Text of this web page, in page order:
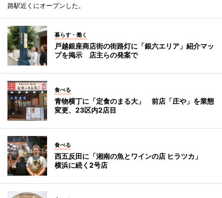
路駅近くにオープンした。
暮らす・働く
戸越銀座商店街の街路灯に「銀六エリア」紹介マッ
プを掲示 店主らの発案で
食べる
青物横丁に「定食のまる大」 前店「庄や」を業態
変更、23区内2店目
食べる
西五反田に「湘南の魚とワインの店 ヒラツカ」
横浜に続く2号店